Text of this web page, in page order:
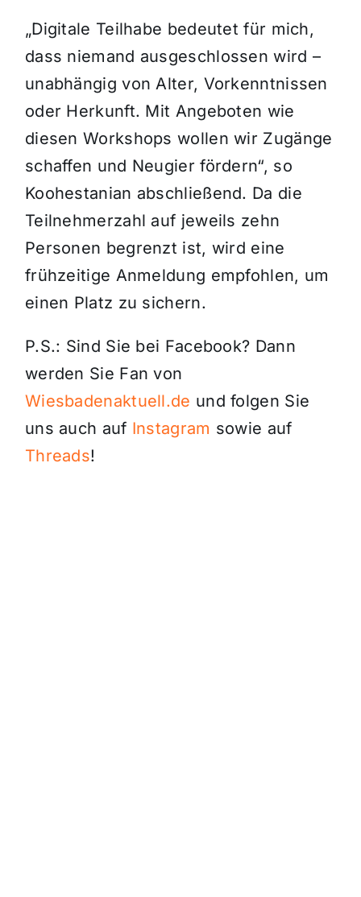
„Digitale Teilhabe bedeutet für mich,
dass niemand ausgeschlossen wird –
unabhängig von Alter, Vorkenntnissen
oder Herkunft. Mit Angeboten wie
diesen Workshops wollen wir Zugänge
schaffen und Neugier fördern“, so
Koohestanian abschließend. Da die
Teilnehmerzahl auf jeweils zehn
Personen begrenzt ist, wird eine
frühzeitige Anmeldung empfohlen, um
einen Platz zu sichern.
P.S.: Sind Sie bei Facebook? Dann
werden Sie Fan von
Wiesbadenaktuell.de und folgen Sie
uns auch auf Instagram sowie auf
Threads!